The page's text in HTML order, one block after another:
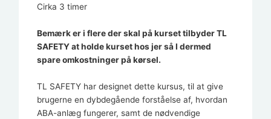
Cirka 3 timer
Bemærk er i flere der skal på kurset tilbyder TL
SAFETY at holde kurset hos jer så I dermed
spare omkostninger på kørsel.
TL SAFETY har designet dette kursus, til at give
brugerne en dybdegående forståelse af, hvordan
ABA-anlæg fungerer, samt de nødvendige